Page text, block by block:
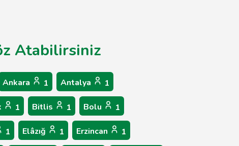
Atabilirsiniz
Ankara 1 Antalya 1
1 Bitlis 1 Bolu 1
1 Elâzığ 1 Erzincan 1